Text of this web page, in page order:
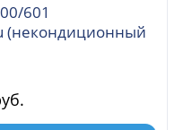
(некондиционный